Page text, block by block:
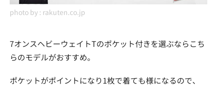
photo by : rakuten.co.jp
7オンスヘビーウェイトTのポケット付きを選ぶならこち
らのモデルがおすすめ。
ポケットがポイントになり1枚で着ても様になるので、